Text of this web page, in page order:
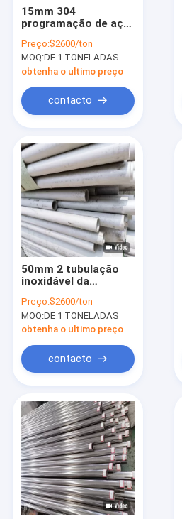
15mm 304
programação de aço
10mm da tubulação
sem emenda 316
Preço:$2600/ton
MOQ:DE 1 TONELADAS
obtenha o ultimo preço
contacto
50mm 2 tubulação
inoxidável da
inoxidável de Sch 40
2b No.1 3 da
tubulação do calibre
Preço:$2600/ton
MOQ:DE 1 TONELADAS
obtenha o ultimo preço
contacto